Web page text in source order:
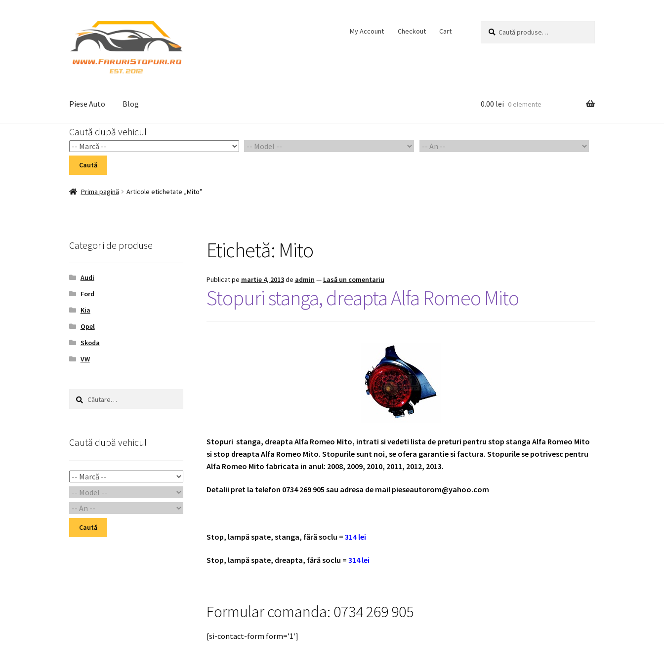
navigare
conținut
My Account Checkout Cart
după:
Piese Auto Blog
Prima paginăCart Checkout
0.00 lei 0 elemente
Caută după vehicul
Caută
Prima pagină Articole etichetate „Mito”
Etichetă: Mito
Publicat pe martie 4, 2013de admin — Lasă un comentariu
Stopuri stanga, dreapta Alfa Romeo Mito
Stopuri stanga, dreapta Alfa Romeo Mito, intrati si vedeti lista de preturi pentru stop stanga Alfa Romeo Mito
si stop dreapta Alfa Romeo Mito. Stopurile sunt noi, se ofera garantie si factura. Stopurile se potrivesc pentru
Alfa Romeo Mito fabricata in anul: 2008, 2009, 2010, 2011, 2012, 2013.
Detalii pret la telefon 0734 269 905 sau adresa de mail pieseautorom@yahoo.com
Stop, lampă spate, stanga, fără soclu = 314 lei
Stop, lampă spate, dreapta, fără soclu = 314 lei
Formular comanda: 0734 269 905
[si-contact-form form=’1′]
Categorii de produse
Audi
Ford
Kia
Opel
Skoda
VW
Caută
după:
Caută după vehicul
Caută